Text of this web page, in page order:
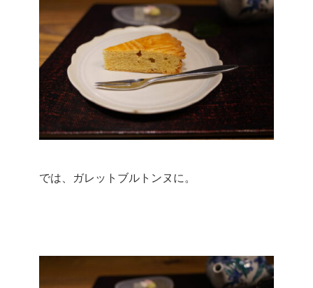
では、ガレットブルトンヌに。